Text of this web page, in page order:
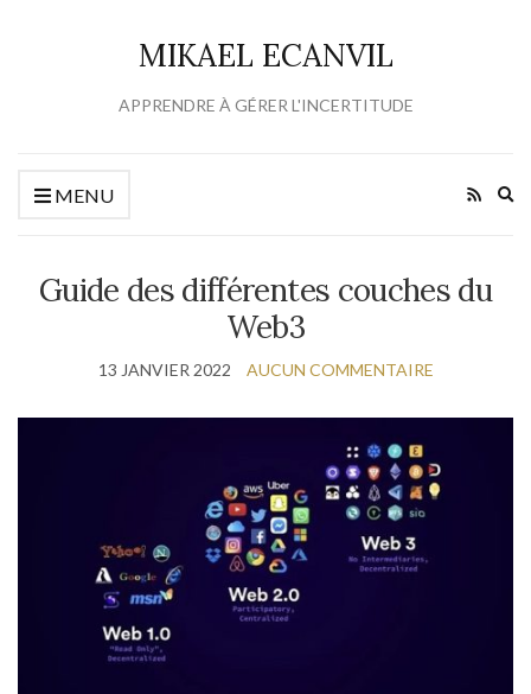
MIKAEL ECANVIL
APPRENDRE À GÉRER L'INCERTITUDE
MENU
Guide des différentes couches du
Web3
13 JANVIER 2022 AUCUN COMMENTAIRE